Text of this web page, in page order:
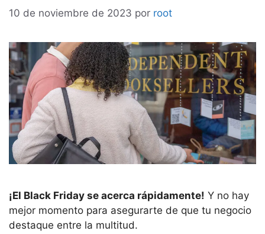
10 de noviembre de 2023 por root
¡El Black Friday se acerca rápidamente! Y no hay
mejor momento para asegurarte de que tu negocio
destaque entre la multitud.